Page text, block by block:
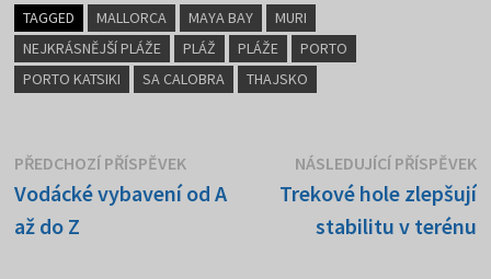
TAGGED MALLORCA MAYA BAY
MURI
NEJKRÁSNĚJŠÍ PLÁŽE
PLÁŽ PLÁŽE
PORTO
PORTO KATSIKI
SA CALOBRA THAJSKO
Navigace
pro
PŘEDCHOZÍ PŘÍSPĚVEK
příspěvek:
Vodácké vybavení od A
až do Z
NÁSLEDUJÍCÍ PŘÍSPĚVEK
Trekové hole zlepšují
stabilitu v terénu